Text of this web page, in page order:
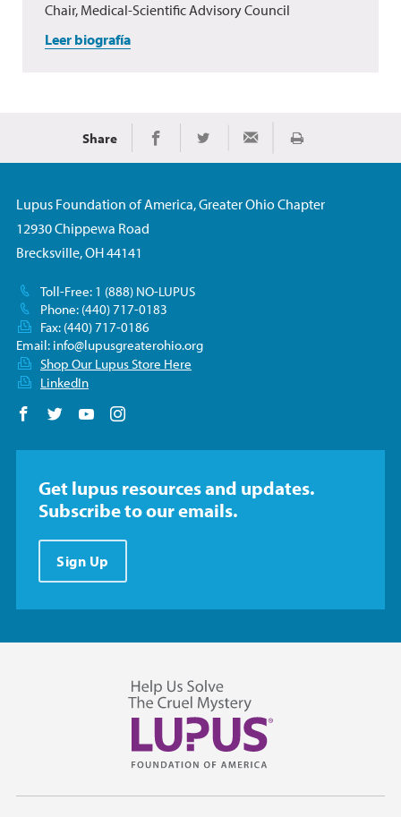
Chair, Medical-Scientific Advisory Council
Leer biografía
Share Share on Facebook
Share on TwitterShare via EmailImprimir
Lupus Foundation of America, Greater Ohio Chapter
12930 Chippewa Road
Brecksville, OH 44141
Toll-Free: 1 (888) NO-LUPUS
Phone: (440) 717-0183
Fax: (440) 717-0186
Email: info@lupusgreaterohio.org
Shop Our Lupus Store Here
LinkedIn
Follow us on Facebook
Follow us on Twitter
Follow us on YouTube
Get lupus resources and updates.
Subscribe to our emails.
Sign Up